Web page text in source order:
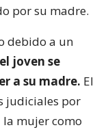
por su madre.
debido a un
joven se
a su madre. El
judiciales por
mujer como